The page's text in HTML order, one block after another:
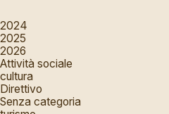
2024
2025
2026
Attività sociale
cultura
Direttivo
Senza categoria